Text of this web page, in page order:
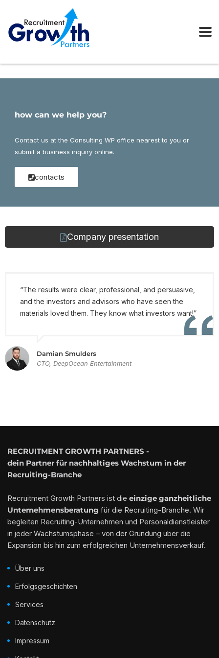
how can we help you?
Contact us at the Consulting WP office nearest to you or
submit a business inquiry online.
contacts
Company presentation
“The results were clear, professional, and persuasive,
and the investors and advisors who have seen the
materials loved them. They know what investors want!”
Damian Smulders
CTO, DeepOcean Entertainment
RECRUITMENT GROWTH PARTNERS -
dein Partner für nachhaltiges Wachstum in der
Recruiting-Branche
Recruitment Growth Partners ist die einzige ganzheitliche
Unternehmensberatung für die Recruiting-Branche. Wir
begleiten Recruiting-Unternehmen und Personaldienstleister
in jeder Wachstumsphase – von der Gründung über die
Expansion bis hin zum erfolgreichen Unternehmensverkauf.
Über uns
Erfolgsgeschichten
Services
Datenschutz
Impressum